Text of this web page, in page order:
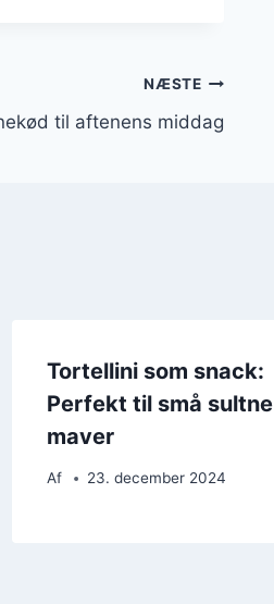
NÆSTE
til aftenens middag
Tortellini som snack:
Perfekt til små sultne
maver
Af 23. december 2024